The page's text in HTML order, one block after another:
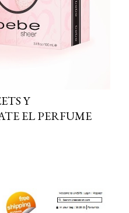
Y
EL PERFUME